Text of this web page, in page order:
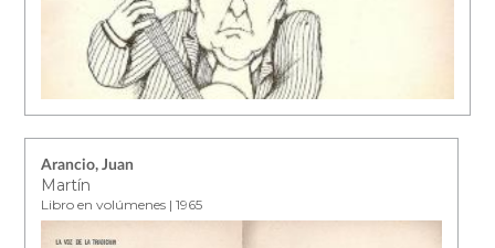
Arancio, Juan
Martín
Libro en volúmenes | 1965